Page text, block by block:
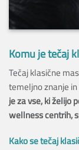
Komu je tečaj
Tečaj klasične
temeljno znanje
je za vse, ki želijo
wellness centrih,
Kako se tečaj